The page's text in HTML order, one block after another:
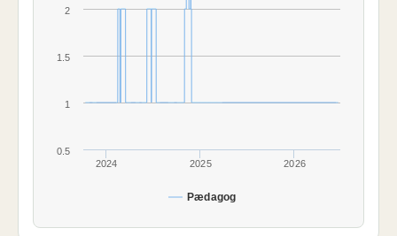
Pædagog
2024 2025 2026
0.5
1
1.5
2